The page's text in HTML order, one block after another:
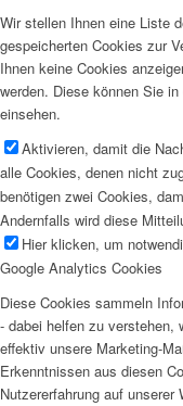
Wir stellen Ihnen eine Liste
gespeicherten Cookies zur
Ihnen keine Cookies
werden. Diese können Sie
einsehen.
Aktivieren, damit die
alle Cookies, denen nicht
benötigen zwei Cookies,
Andernfalls wird diese
Hier klicken, um
Google Analytics Cookies
Diese Cookies sammeln
- dabei helfen zu verstehen,
effektiv unsere Marketing-
Erkenntnissen aus diesen
Nutzererfahrung auf